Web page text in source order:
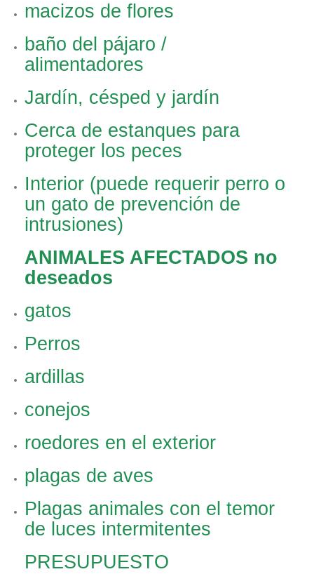
macizos de flores
baño del pájaro /
alimentadores
Jardín, césped y jardín
Cerca de estanques para
proteger los peces
Interior (puede requerir perro o
un gato de prevención de
intrusiones)
ANIMALES AFECTADOS no
deseados
gatos
Perros
ardillas
conejos
roedores en el exterior
plagas de aves
Plagas animales con el temor
de luces intermitentes
PRESUPUESTO